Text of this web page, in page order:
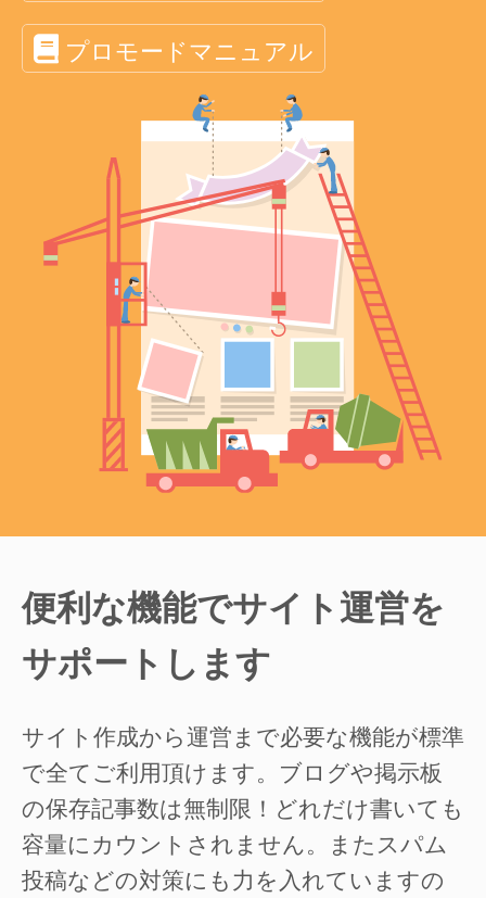
プロモードマニュアル
便利な機能でサイト運営を
サポートします
サイト作成から運営まで必要な機能が標準
で全てご利用頂けます。ブログや掲示板
の保存記事数は無制限！どれだけ書いても
容量にカウントされません。またスパム
投稿などの対策にも力を入れていますの